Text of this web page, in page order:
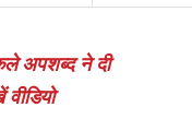
अपशब्द ने दी